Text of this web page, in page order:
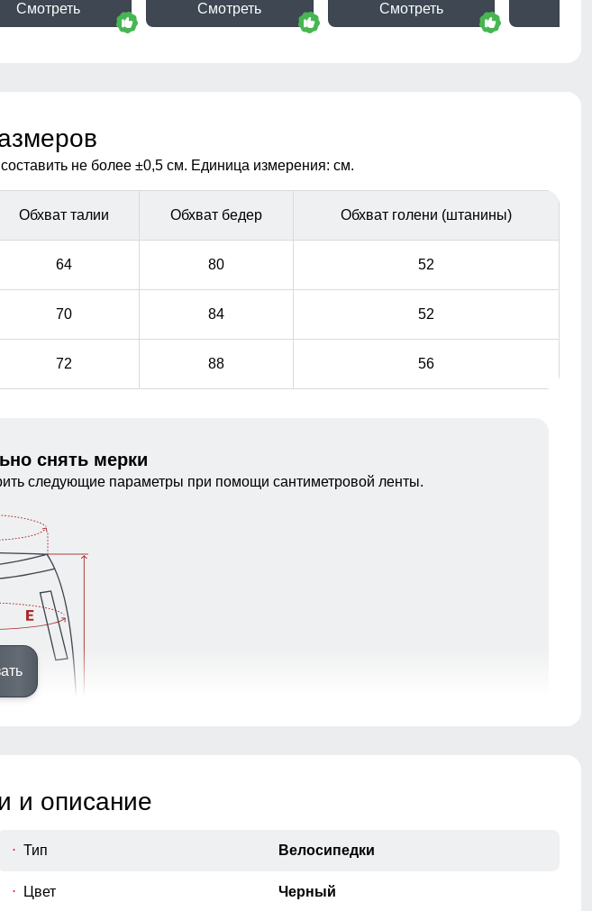
Смотреть Смотреть Смотреть
не более ±0,5 см. Единица измерения: см.
Обхват талии Обхват бедер Обхват голени (штанины)
64 80 52
70 84 52
72 88 56
снять мерки
следующие параметры при помощи сантиметровой ленты.
и описание
Тип Велосипедки
Цвет Черный